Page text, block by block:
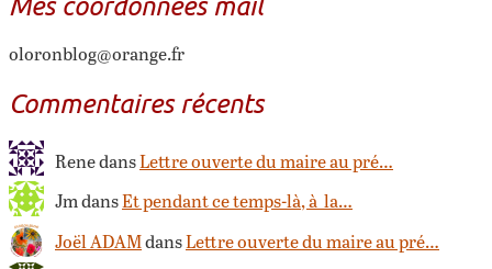
oloronblog@orange.fr
Commentaires récents
Rene dansLettre ouverte du maire au pré…
Jm dansEt pendant ce temps-là, à la…
Joël ADAMdansLettre ouverte du maire au pré…